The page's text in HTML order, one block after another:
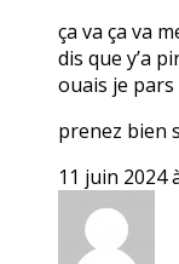
ça va ça va
dis que y’a
ouais je pars
prenez bien
11 juin 2024